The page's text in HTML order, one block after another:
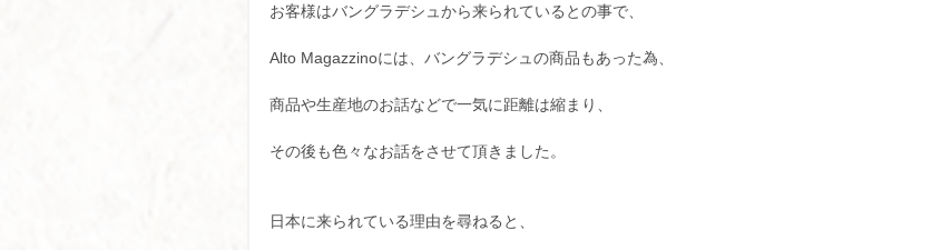
お客様はバングラデシュから来られているとの事で、
Alto Magazzinoには、バングラデシュの商品もあった為、
商品や生産地のお話などで一気に距離は縮まり、
その後も色々なお話をさせて頂きました。
日本に来られている理由を尋ねると、